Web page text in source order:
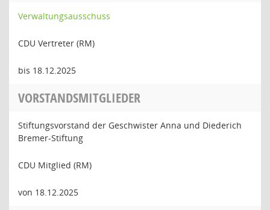
Verwaltungsausschuss
CDU Vertreter (RM)
bis 18.12.2025
VORSTANDSMITGLIEDER
Stiftungsvorstand der Geschwister Anna und Diederich
Bremer-Stiftung
CDU Mitglied (RM)
von 18.12.2025